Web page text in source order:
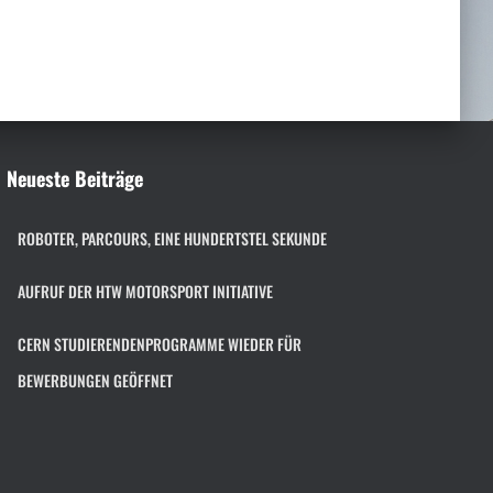
:
Neueste Beiträge
ROBOTER, PARCOURS, EINE HUNDERTSTEL SEKUNDE
AUFRUF DER HTW MOTORSPORT INITIATIVE
CERN STUDIERENDENPROGRAMME WIEDER FÜR
BEWERBUNGEN GEÖFFNET